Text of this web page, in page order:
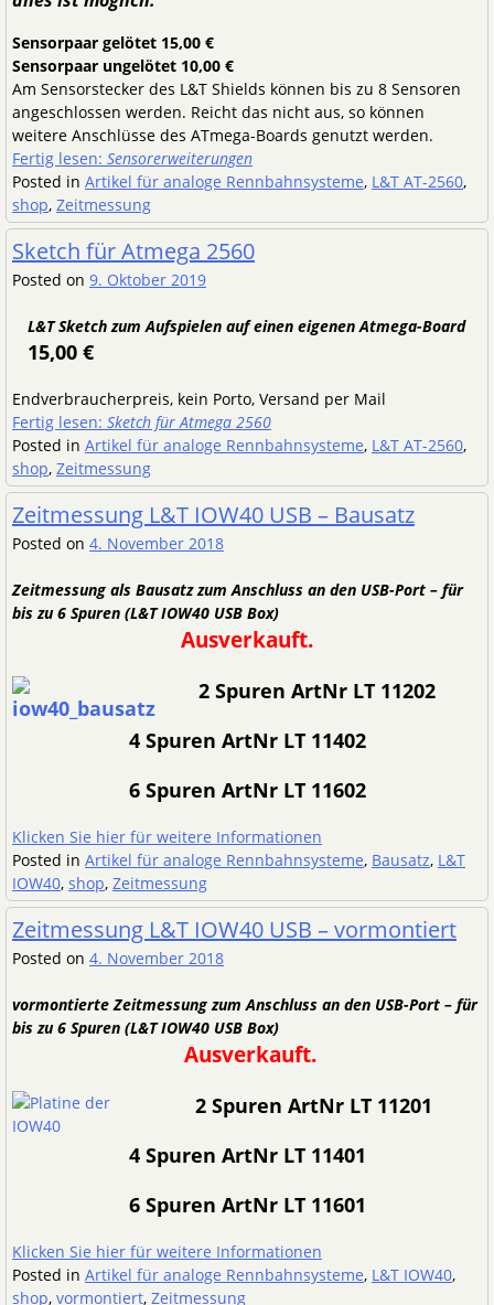
Sensorpaar gelötet 15,00 €
Sensorpaar ungelötet 10,00 €
Am Sensorstecker des L&T Shields können bis zu 8 Sensoren
angeschlossen werden. Reicht das nicht aus, so können
weitere Anschlüsse des ATmega-Boards genutzt werden.
Fertig lesen: Sensorerweiterungen
Posted in Artikel für analoge Rennbahnsysteme, L&T AT-2560,
shop, Zeitmessung
Sketch für Atmega 2560
Posted on 9. Oktober 2019
L&T Sketch zum Aufspielen auf einen eigenen Atmega-Board
15,00 €
Endverbraucherpreis, kein Porto, Versand per Mail
Fertig lesen: Sketch für Atmega 2560
Posted in Artikel für analoge Rennbahnsysteme, L&T AT-2560,
shop, Zeitmessung
Zeitmessung L&T IOW40 USB – Bausatz
Posted on 4. November 2018
Zeitmessung als Bausatz zum Anschluss an den USB-Port – für
bis zu 6 Spuren (L&T IOW40 USB Box)
Ausverkauft.
2 Spuren ArtNr LT 11202
4 Spuren ArtNr LT 11402
6 Spuren ArtNr LT 11602
Klicken Sie hier für weitere Informationen
Posted in Artikel für analoge Rennbahnsysteme, Bausatz, L&T
IOW40, shop, Zeitmessung
Zeitmessung L&T IOW40 USB – vormontiert
Posted on 4. November 2018
vormontierte Zeitmessung zum Anschluss an den USB-Port – für
bis zu 6 Spuren (L&T IOW40 USB Box)
Ausverkauft.
2 Spuren ArtNr LT 11201
4 Spuren ArtNr LT 11401
6 Spuren ArtNr LT 11601
Klicken Sie hier für weitere Informationen
Posted in Artikel für analoge Rennbahnsysteme, L&T IOW40,
shop, vormontiert, Zeitmessung